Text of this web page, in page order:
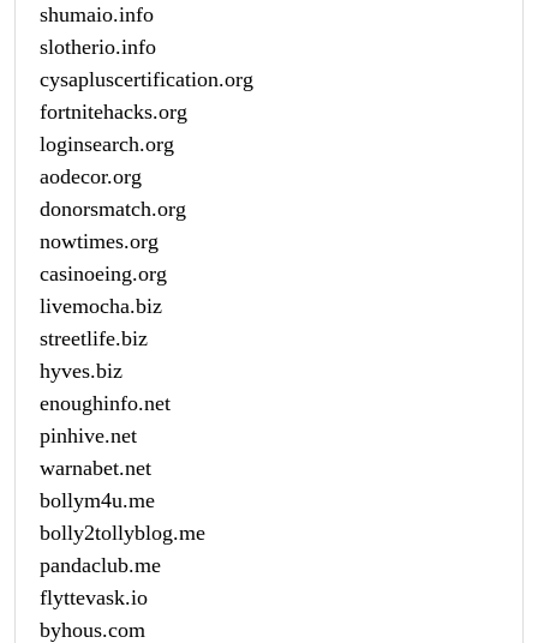
shumaio.info
slotherio.info
cysapluscertification.org
fortnitehacks.org
loginsearch.org
aodecor.org
donorsmatch.org
nowtimes.org
casinoeing.org
livemocha.biz
streetlife.biz
hyves.biz
enoughinfo.net
pinhive.net
warnabet.net
bollym4u.me
bolly2tollyblog.me
pandaclub.me
flyttevask.io
byhous.com